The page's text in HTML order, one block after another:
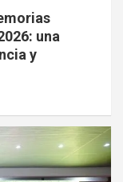
una
y